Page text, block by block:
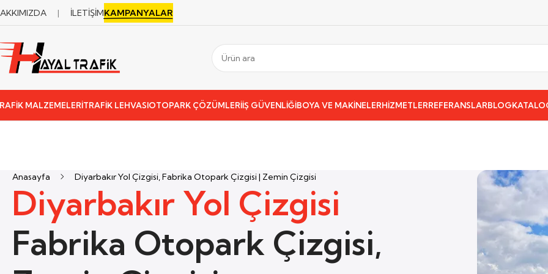
| İLETİŞİMKAMPANYALAR
MALZEMELERİTRAFİK LEHVASIOTOPARK ÇÖZÜMLERİİŞ GÜVENLİĞİBOYA VE MAKİNELERHİZMETLERREFERANSLARBLOG
Anasayfa Diyarbakır Yol Çizgisi, Fabrika Otopark Çizgisi | Zemin Çizgisi
Diyarbakır Yol Çizgisi
Fabrika Otopark Çizgisi,